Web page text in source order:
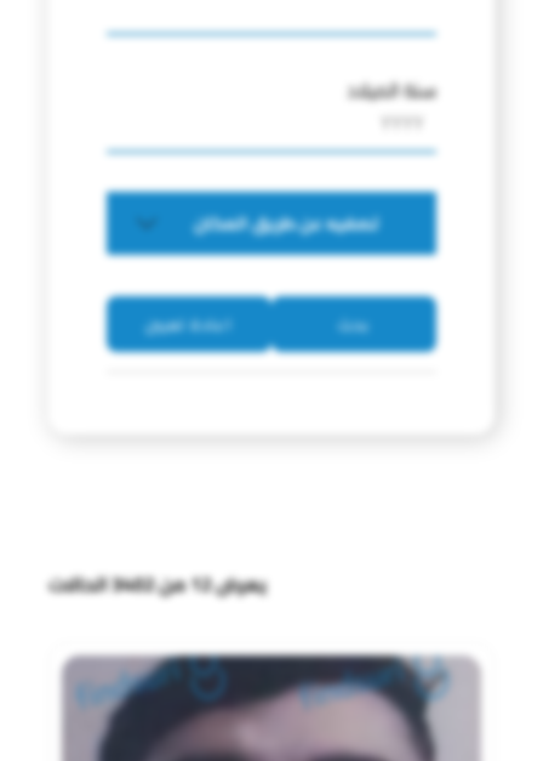
يعرض 12 من 3402 الحالات
سنة الميلاد
تصفيه عن طريق المكان
بحث اعادة تعيين